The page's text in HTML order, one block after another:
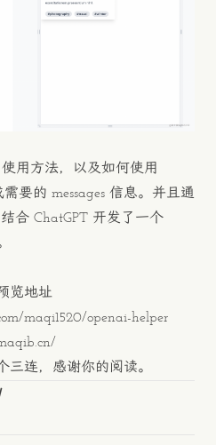
用方法，以及如何使用
要的 messages 信息。并且通
合 ChatGPT 开发了一个
览地址
maqi1520/openai-helper
三连，感谢你的阅读。